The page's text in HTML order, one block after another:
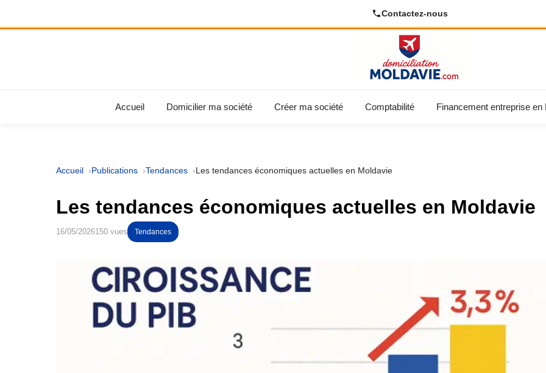
Contactez-nous
Accueil Domicilier ma société Créer ma société Comptabilité Financement entreprise en
Accueil Publications Tendances Les tendances économiques actuelles en Moldavie
Les tendances économiques actuelles en Moldavie
16/05/2026150 vues Tendances